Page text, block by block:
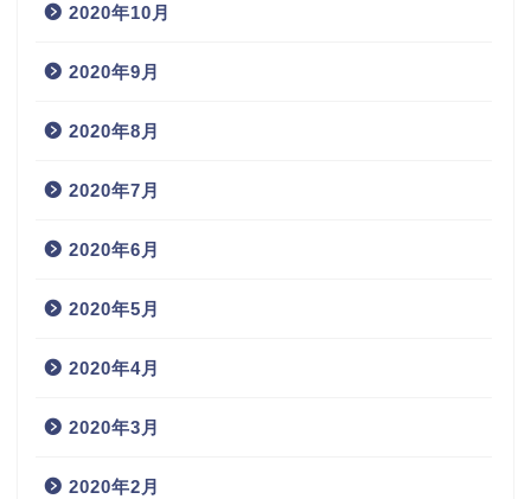
2020年10月
2020年9月
2020年8月
2020年7月
2020年6月
2020年5月
2020年4月
2020年3月
2020年2月